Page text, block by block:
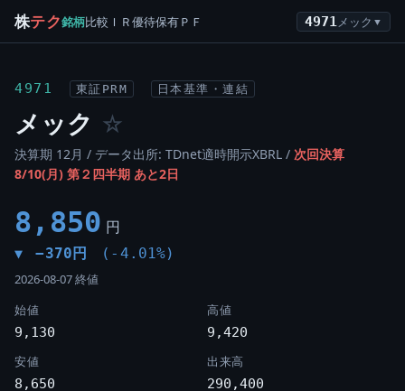
株テク銘柄比較 ＩＲ優待保有ＰＦ 4971 メック ▼
4971 東証PRM 日本基準・連結
メック ☆
決算期 12月 / データ出所: TDnet適時開示XBRL / 次回決算
8/10(月) 第２四半期 あと2日
8,850 円
▼ −370円 (-4.01%)
2026-08-07 終値
始値
9,130
高値
9,420
安値
8,650
出来高
290,400